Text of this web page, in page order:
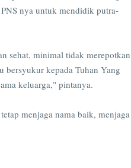
nya untuk mendidik putra-
sehat, minimal tidak merepotkan
bersyukur kepada Tuhan Yang
keluarga," pintanya.
menjaga nama baik, menjaga